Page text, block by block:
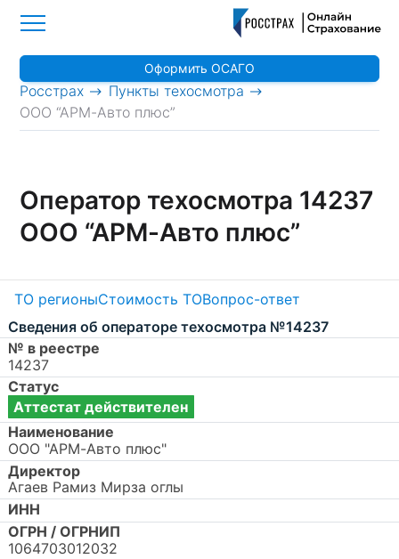
Росстрах > Пункты техосмотра
>
ООО “АРМ-Авто плюс”
Оформить ОСАГО
Оператор техосмотра 14237
ООО “АРМ-Авто плюс”
ТО регионыСтоимость ТОВопрос-ответ
Сведения об операторе техосмотра №14237
№ в реестре
14237
Статус
Аттестат действителен
Наименование
ООО "АРМ-Авто плюс"
Директор
Агаев Рамиз Мирза оглы
ИНН
ОГРН / ОГРНИП
1064703012032